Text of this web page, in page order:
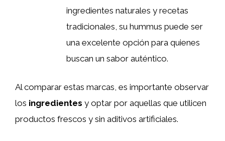
ingredientes naturales y recetas
tradicionales, su hummus puede ser
una excelente opción para quienes
buscan un sabor auténtico.
Al comparar estas marcas, es importante observar
los ingredientes y optar por aquellas que utilicen
productos frescos y sin aditivos artificiales.